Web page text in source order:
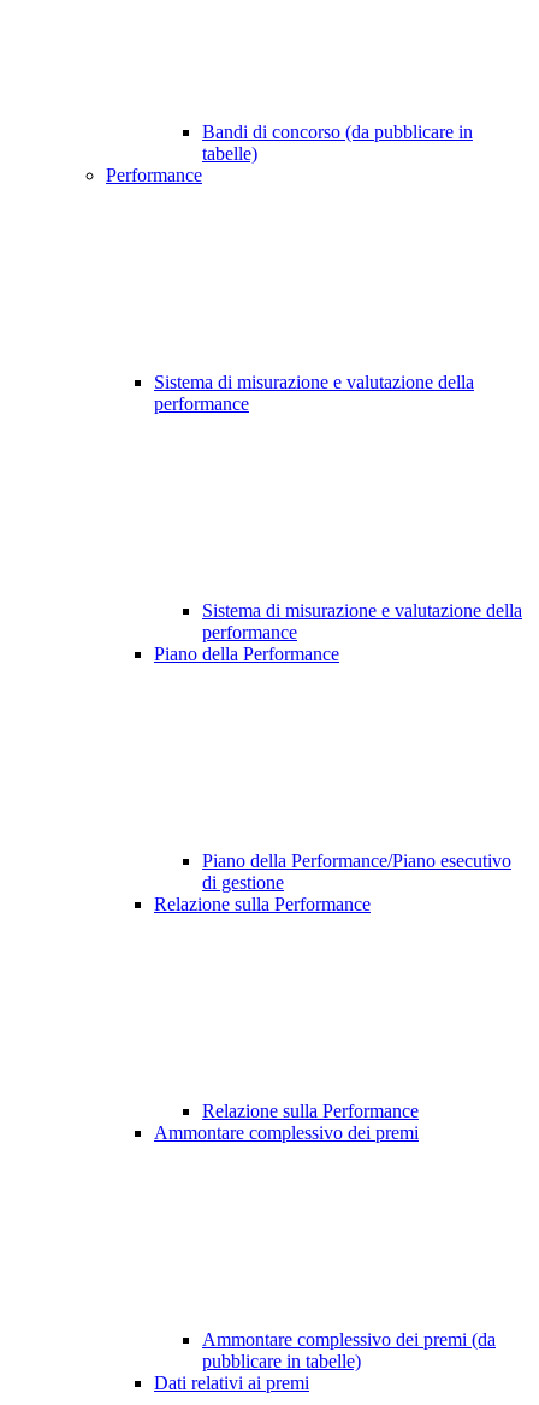
Bandi di concorso (da pubblicare in
tabelle)
Performance
Sistema di misurazione e valutazione della
performance
Sistema di misurazione e valutazione della
performance
Piano della Performance
Piano della Performance/Piano esecutivo
di gestione
Relazione sulla Performance
Relazione sulla Performance
Ammontare complessivo dei premi
Ammontare complessivo dei premi (da
pubblicare in tabelle)
Dati relativi ai premi